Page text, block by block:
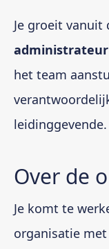
Je groeit vanuit
administrateur
het team
leidinggevende.
Over de
Je komt te
organisatie